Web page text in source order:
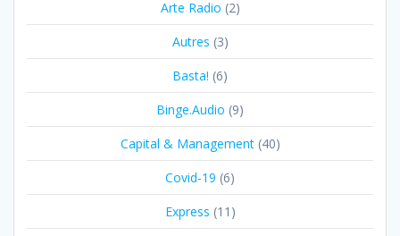
Arte Radio (2)
Autres (3)
Basta! (6)
Binge.Audio (9)
Capital & Management(40)
Covid-19 (6)
Express (11)